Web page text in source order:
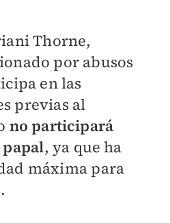
Thorne,
por abusos
en las
previas al
no participará
, ya que ha
máxima para